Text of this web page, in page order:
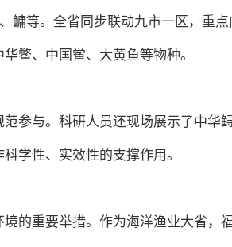
鳙等。全省同步联动九市一区，重点
鳖、中国鲎、大黄鱼等物种。
参与。科研人员还现场展示了中华
学性、实效性的支撑作用。
的重要举措。作为海洋渔业大省，